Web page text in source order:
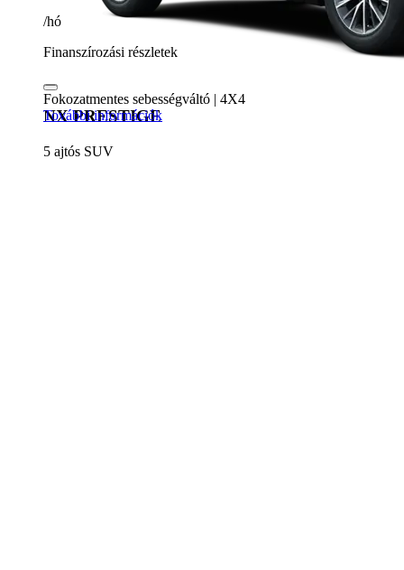
NX PRESTIGE
5 ajtós SUV
/hó
Finanszírozási részletek
Fokozatmentes sebességváltó | 4X4
További információk